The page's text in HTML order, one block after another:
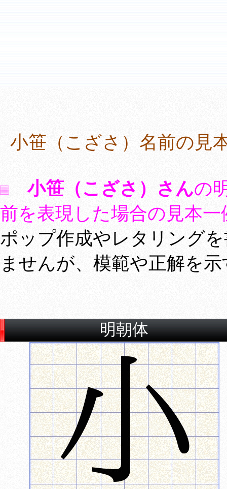
小笹（こざさ）名前の見
小笹（こざさ）さんの
前を表現した場合の見本
ポップ作成やレタリング
ませんが、模範や正解を
明朝体